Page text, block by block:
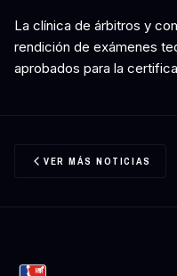
La clínica de árbitros y
rendición de exámenes
aprobados para la
VER MÁS NOTICIAS